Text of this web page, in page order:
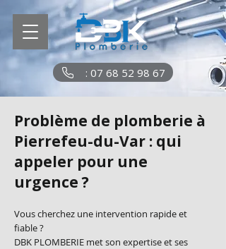
: 07 68 52 98 67
Problème de plomberie à
Pierrefeu-du-Var : qui
appeler pour une
urgence ?
Vous cherchez une intervention rapide et
fiable ?
DBK PLOMBERIE met son expertise et ses